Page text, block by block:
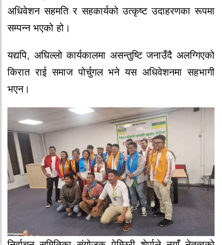
अधिवेशन सहमति र सहकार्यको उत्कृष्ट उदाहरणका रूपमा
सम्पन्न भएको हो।
यद्यपि, अघिल्लो कार्यकालमा असन्तुष्टि जनाउँदै अलग्गिएको
किरात राई समाज पोर्चुगल भने यस अधिवेशनमा सहभागी
भएन।